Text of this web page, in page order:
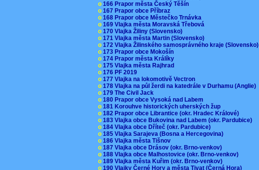
o 166 Prapor města Český Těšín
o 167 Prapor obce Příbraz
o 168 Prapor obce Městečko Trnávka
o 169 Vlajka města Moravská Třebová
o 170 Vlajka Žiliny (Slovensko)
o 171 Vlajka města Martin (Slovensko)
o 172 Vlajka Žilinského samosprávného kraje (Slovensko)
o 173 Prapor obce Mokošín
o 174 Prapor města Králíky
o 175 Vlajka města Rajhrad
o 176 PF 2019
o 177 Vlajka na lokomotivě Vectron
o 178 Vlajka na půl žerdi na katedrále v Durhamu (Anglie)
o 179 The Civil Jack
o 180 Prapor obce Vysoká nad Labem
o 181 Korouhve historických uherských žup
o 182 Prapor obce Librantice (okr. Hradec Králové)
o 183 Vlajka obce Bukovina nad Labem (okr. Pardubice)
o 184 Vlajka obce Dříteč (okr. Pardubice)
o 185 Vlajka Sarajeva (Bosna a Hercegovina)
o 186 Vlajka města Tišnov
o 187 Vlajka obce Drásov (okr. Brno-venkov)
o 188 Vlajka obce Malhostovice (okr. Brno-venkov)
o 189 Vlajka města Kuřim (okr. Brno-venkov)
o 190 Vlajky Černé Hory a města Tivat (Černá Hora)